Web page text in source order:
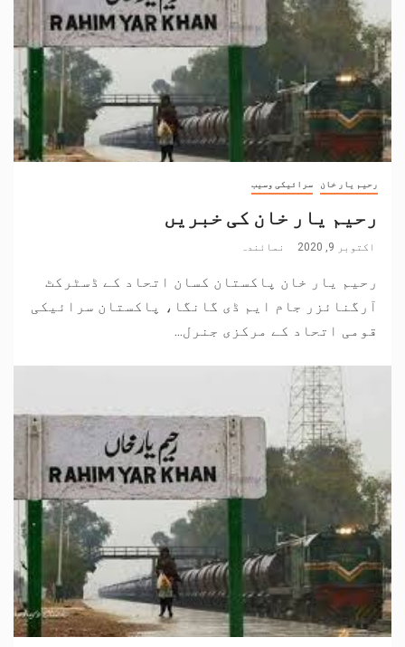
رحیم یار خان سرائیکی وسیب
رحیم یار خان کی خبریں
اکتوبر 9, 2020 نمائندہ
رحیم یار خان پاکستان کسان اتحاد کے ڈسٹرکٹ
آرگنائزر جام ایم ڈی گانگا، پاکستان سرائیکی
قومی اتحاد کے مرکزی جنرل...